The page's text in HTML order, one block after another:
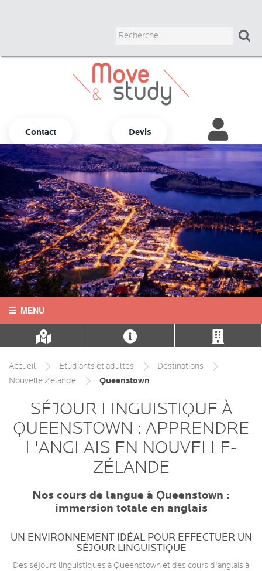
Contact Devis 
Autres options
ADULTES
JUNIORS
UNIVERSITAIRES
BUSINESS
COURS CHEZ LE PROF
MENU
ACCUEIL
CONTACT
DESTINATIONS
COURS
HÉBERGEMENTS
Accueil Etudiants et adultes
Destinations
Nouvelle Zélande
Queenstown
SÉJOUR LINGUISTIQUE À
QUEENSTOWN : APPRENDRE
L'ANGLAIS EN NOUVELLE-
ZÉLANDE
Nos cours de langue à Queenstown :
immersion totale en anglais
UN ENVIRONNEMENT IDÉAL POUR EFFECTUER UN
SÉJOUR LINGUISTIQUE
Des séjours linguistiques à Queenstown et des cours d'anglais à